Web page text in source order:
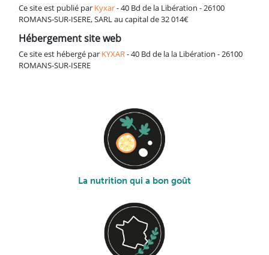
Ce site est publié par Kyxar- 40 Bd de la Libération - 26100
ROMANS-SUR-ISERE, SARL au capital de 32 014€
Hébergement site web
Ce site est hébergé par KYXAR - 40 Bd de la la Libération - 26100
ROMANS-SUR-ISERE
La nutrition qui a bon goût